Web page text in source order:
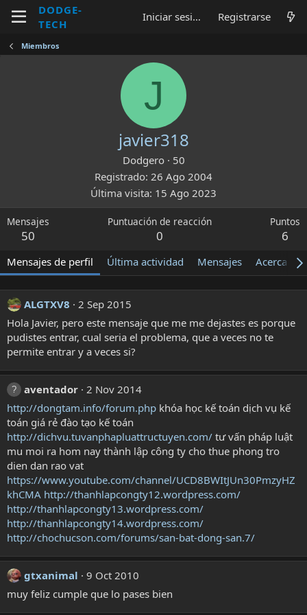
DODGE-
TECH
Iniciar sesión Registrarse
Miembros
J
javier318
Dodgero · 50
Registrado 26 Ago 2004
Última visita 15 Ago 2023
Mensajes
50
Puntuación de reacción
0
Puntos
6
Mensajes de perfil Última actividad Mensajes Acerca de
ALGTXV8
2 Sep 2015
Hola Javier, pero este mensaje que me me dejastes es porque
pudistes entrar, cual seria el problema, que a veces no te
permite entrar y a veces si?
aventador 2 Nov 2014
http://dongtam.info/forum.php khóa học kế toán dịch vụ kế
toán giá rẻ đào tạo kế toán
http://dichvu.tuvanphapluattructuyen.com/ tư vấn pháp luật
mu moi ra hom nay thành lập công ty cho thue phong tro
dien dan rao vat
https://www.youtube.com/channel/UCD8BWItJUn30PmzyHZ
khCMA http://thanhlapcongty12.wordpress.com/
http://thanhlapcongty13.wordpress.com/
http://thanhlapcongty14.wordpress.com/
http://chochucson.com/forums/san-bat-dong-san.7/
gtxanimal
9 Oct 2010
muy feliz cumple que lo pases bien